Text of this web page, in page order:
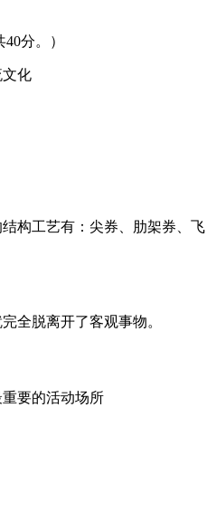
分。）
文化
构工艺有：尖券、肋架券、飞
全脱离开了客观事物。
要的活动场所